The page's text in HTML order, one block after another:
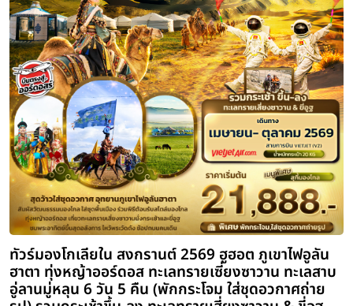
ทัวร์มองโกเลียใน 2569 ออร์ดอส ฮูฮอ
ทะเลสาบอูลาน ภูเขาไฟอูลันดา สวมชุด
มองโกเลีย 6 วัน 5 คืน (รวมขี่อูฐ ทะเล
คืน)
ระยะเวลา
6 วัน 5 คืน
โรงแรม สายการบิน